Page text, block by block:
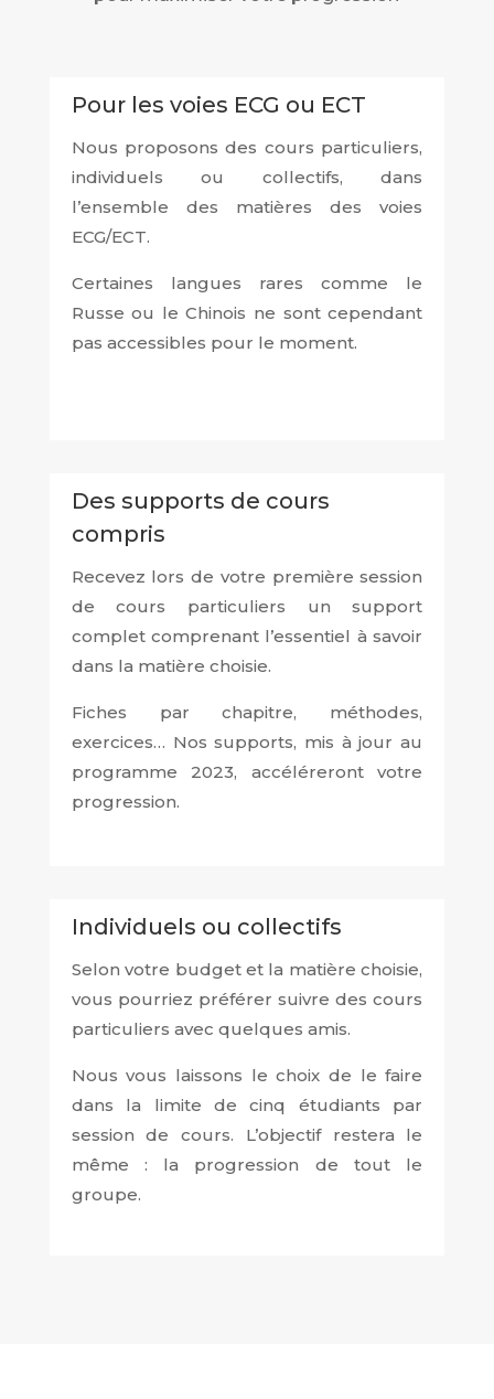
Pour les voies ECG ou ECT
Nous proposons des cours particuliers,
individuels ou collectifs, dans
l’ensemble des matières des voies
ECG/ECT.
Certaines langues rares comme le
Russe ou le Chinois ne sont cependant
pas accessibles pour le moment.
Des supports de cours
compris
Recevez lors de votre première session
de cours particuliers un support
complet comprenant l’essentiel à savoir
dans la matière choisie.
Fiches par chapitre, méthodes,
exercices… Nos supports, mis à jour au
programme 2023, accéléreront votre
progression.
Individuels ou collectifs
Selon votre budget et la matière choisie,
vous pourriez préférer suivre des cours
particuliers avec quelques amis.
Nous vous laissons le choix de le faire
dans la limite de cinq étudiants par
session de cours. L’objectif restera le
même : la progression de tout le
groupe.